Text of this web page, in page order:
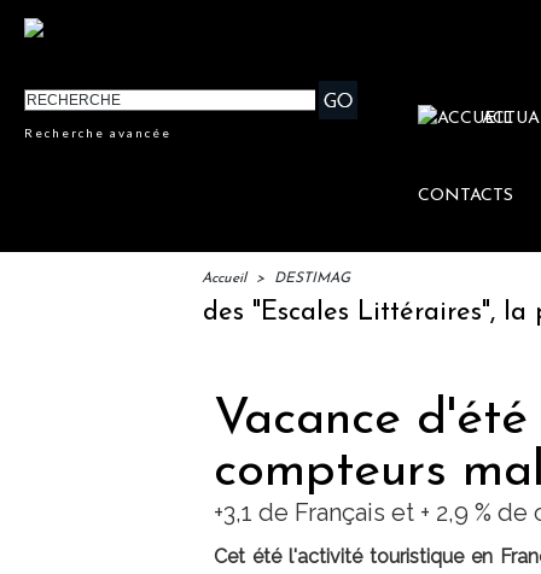
Recherche avancée
CONTACTS
Accueil > DESTIMAG
lancement des "Escales Littéraires", la
Vacance
compteurs
+3,1 de Français et + 2,9 %
Cet été l'activité touristique en